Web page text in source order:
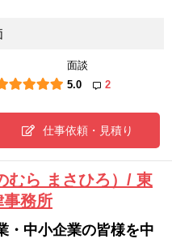
面談
5.0
2
仕事依頼・見積り
むら まさひろ）/ 東
事務所
・中小企業の皆様を中